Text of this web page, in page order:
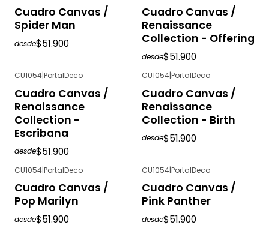
Cuadro Canvas /
Spider Man
desde$51.900
Cuadro Canvas /
Renaissance
Collection - Offering
desde$51.900
CU1054|PortalDeco
Cuadro Canvas /
Renaissance
Collection -
Escribana
desde$51.900
CU1054|PortalDeco
Cuadro Canvas /
Renaissance
Collection - Birth
desde$51.900
CU1054|PortalDeco
Cuadro Canvas /
Pop Marilyn
desde$51.900
CU1054|PortalDeco
Cuadro Canvas /
Pink Panther
desde$51.900